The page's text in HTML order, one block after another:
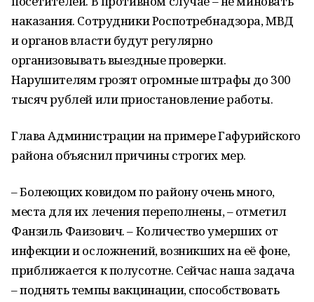
наказания. Сотрудники Роспотребнадзора, МВД
и органов власти будут регулярно
организовывать выездные проверки.
Нарушителям грозят огромные штрафы до 300
тысяч рублей или приостановление работы.
Глава Администрации на примере Гафурийского
района объяснил причины строгих мер.
– Болеющих ковидом по району очень много,
места для их лечения переполнены, – отметил
Фанзиль Фаизович. – Количество умерших от
инфекции и осложнений, возникших на её фоне,
приближается к полусотне. Сейчас наша задача
– поднять темпы вакцинации, способствовать